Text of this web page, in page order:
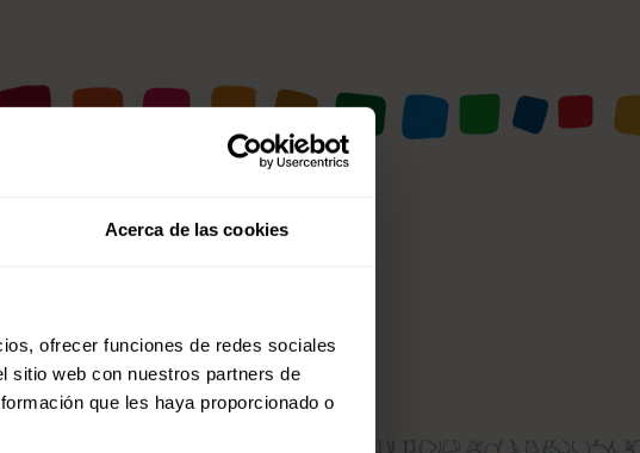
Acerca de las cookies
ofrecer funciones de redes sociales
sitio web con nuestros partners de
que les haya proporcionado o